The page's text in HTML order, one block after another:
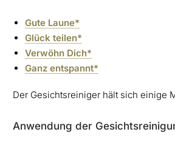
Gute Laune*
Glück teilen*
Verwöhn Dich*
Ganz entspannt*
Der Gesichtsreiniger hält sich einige
Anwendung der